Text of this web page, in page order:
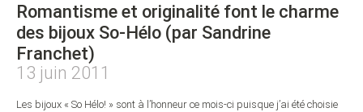
Romantisme et originalité font le charme
des bijoux So-Hélo (par Sandrine
Franchet)
13 juin 2011
Les bijoux « So Hélo! » sont à l’honneur ce mois-ci puisque j’ai été choisie